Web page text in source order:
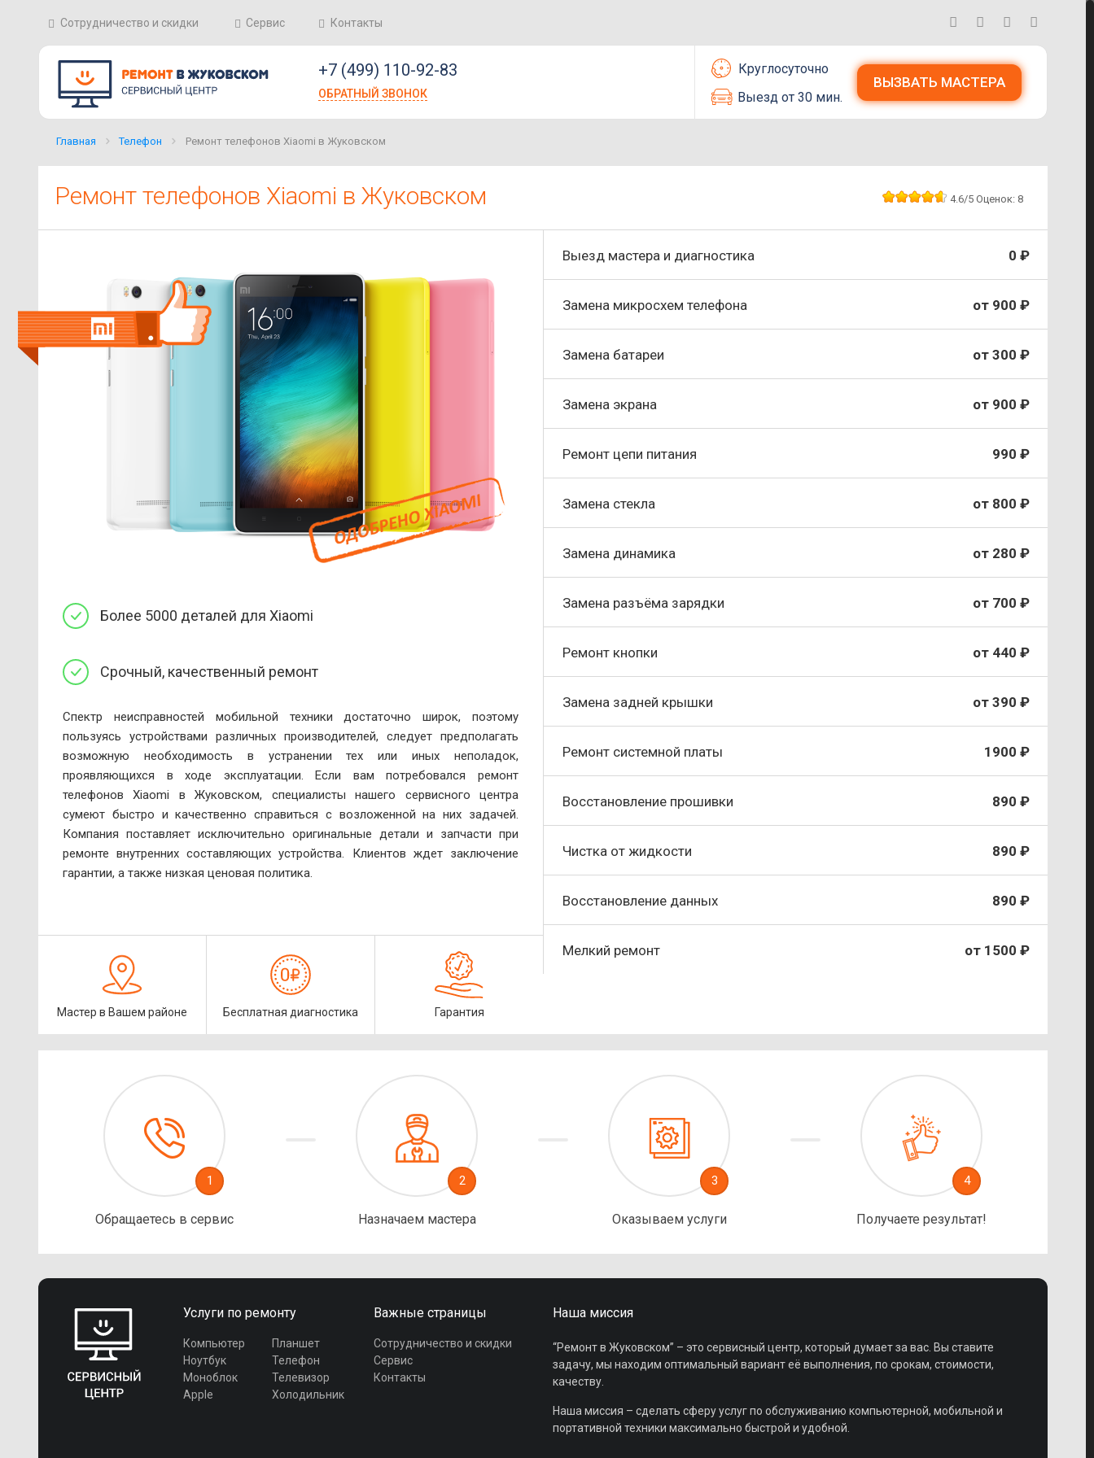
Сотрудничество и скидки Сервис Контакты
Круглосуточно
Выезд от 30 мин.
ВЫЗВАТЬ МАСТЕРА
+7 (499) 110-92-83
ОБРАТНЫЙ ЗВОНОК
Главная Телефон Ремонт телефонов Xiaomi в Жуковском
Ремонт телефонов Xiaomi в Жуковском 4.6/5 Оценок: 8
Более 5000 деталей для Xiaomi
Срочный, качественный ремонт
Спектр неисправностей мобильной техники достаточно широк, поэтому
пользуясь устройствами различных производителей, следует предполагать
возможную необходимость в устранении тех или иных неполадок,
проявляющихся в ходе эксплуатации. Если вам потребовался ремонт
телефонов Xiaomi в Жуковском, специалисты нашего сервисного центра
сумеют быстро и качественно справиться с возложенной на них задачей.
Компания поставляет исключительно оригинальные детали и запчасти при
ремонте внутренних составляющих устройства. Клиентов ждет заключение
гарантии, а также низкая ценовая политика.
Мастер в Вашем районе Бесплатная диагностика Гарантия
Выезд мастера и диагностика 0 ₽
Замена микросхем телефона от 900 ₽
Замена батареи от 300 ₽
Замена экрана от 900 ₽
Ремонт цепи питания 990 ₽
Замена стекла от 800 ₽
Замена динамика от 280 ₽
Замена разъёма зарядки от 700 ₽
Ремонт кнопки от 440 ₽
Замена задней крышки от 390 ₽
Ремонт системной платы 1900 ₽
Восстановление прошивки 890 ₽
Чистка от жидкости 890 ₽
Восстановление данных 890 ₽
Мелкий ремонт от 1500 ₽
1
Обращаетесь в сервис
2
Назначаем мастера
3
Оказываем услуги
4
Получаете результат!
Услуги по ремонту
Компьютер
Ноутбук
Моноблок
Apple
Планшет
Телефон
Телевизор
Холодильник
Важные страницы
Сотрудничество и скидки
Сервис
Контакты
Наша миссия
“Ремонт в Жуковском” – это сервисный центр, который думает за вас. Вы ставите
задачу, мы находим оптимальный вариант её выполнения, по срокам, стоимости,
качеству.
Наша миссия – сделать сферу услуг по обслуживанию компьютерной, мобильной и
портативной техники максимально быстрой и удобной.